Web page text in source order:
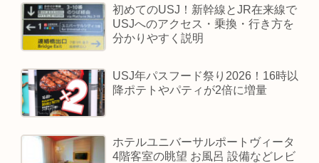
初めてのUSJ！新幹線とJR在来線で
USJへのアクセス・乗換・行き方を
分かりやすく説明
USJ年パスフード祭り2026！16時以
降ポテトやパティが2倍に増量
ホテルユニバーサルポートヴィータ
4階客室の眺望 お風呂 設備などレビ